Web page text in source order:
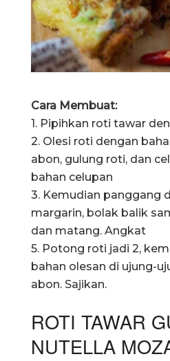
Cara Membuat:
1. Pipihkan roti tawar
2. Olesi roti dengan
abon, gulung roti, dan
bahan celupan
3. Kemudian panggang
margarin, bolak balik
dan matang. Angkat
5. Potong roti jadi 2,
bahan olesan di ujung-
abon. Sajikan.
ROTI TAWAR
NUTELLA